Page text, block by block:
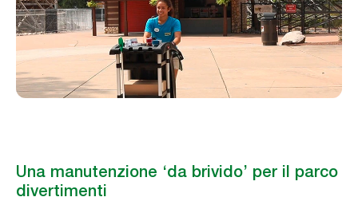
Una manutenzione ‘da brivido’ per il parco
divertimenti